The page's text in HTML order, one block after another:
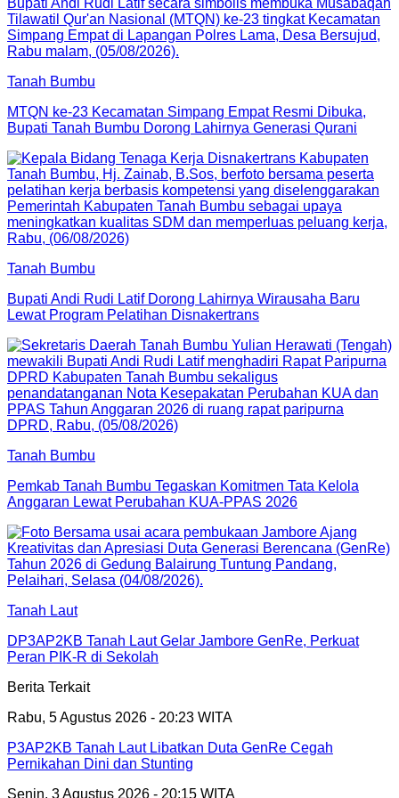
Tanah Bumbu
MTQN ke-23 Kecamatan Simpang Empat Resmi Dibuka,
Bupati Tanah Bumbu Dorong Lahirnya Generasi Qurani
Tanah Bumbu
Bupati Andi Rudi Latif Dorong Lahirnya Wirausaha Baru
Lewat Program Pelatihan Disnakertrans
Tanah Bumbu
Pemkab Tanah Bumbu Tegaskan Komitmen Tata Kelola
Anggaran Lewat Perubahan KUA-PPAS 2026
Tanah Laut
DP3AP2KB Tanah Laut Gelar Jambore GenRe, Perkuat
Peran PIK-R di Sekolah
Berita Terkait
Rabu, 5 Agustus 2026 - 20:23 WITA
P3AP2KB Tanah Laut Libatkan Duta GenRe Cegah
Pernikahan Dini dan Stunting
Senin, 3 Agustus 2026 - 20:15 WITA